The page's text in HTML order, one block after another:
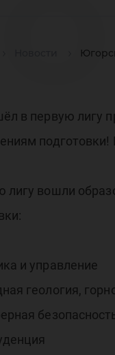
в первую лигу
лигу вошли
и управление
геология,